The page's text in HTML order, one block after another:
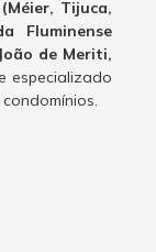
Tijuca,
Fluminense
de Meriti,
especializado